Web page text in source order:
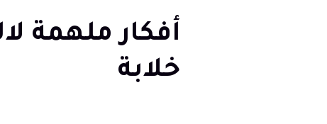
أفكار ملهمة
خلابة